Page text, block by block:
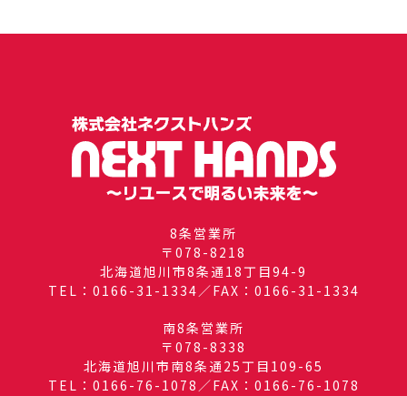
8条営業所
〒078-8218
北海道旭川市8条通18丁目94-9
TEL：0166-31-1334／FAX：0166-31-1334
南8条営業所
〒078-8338
北海道旭川市南8条通25丁目109-65
TEL：0166-76-1078／FAX：0166-76-1078